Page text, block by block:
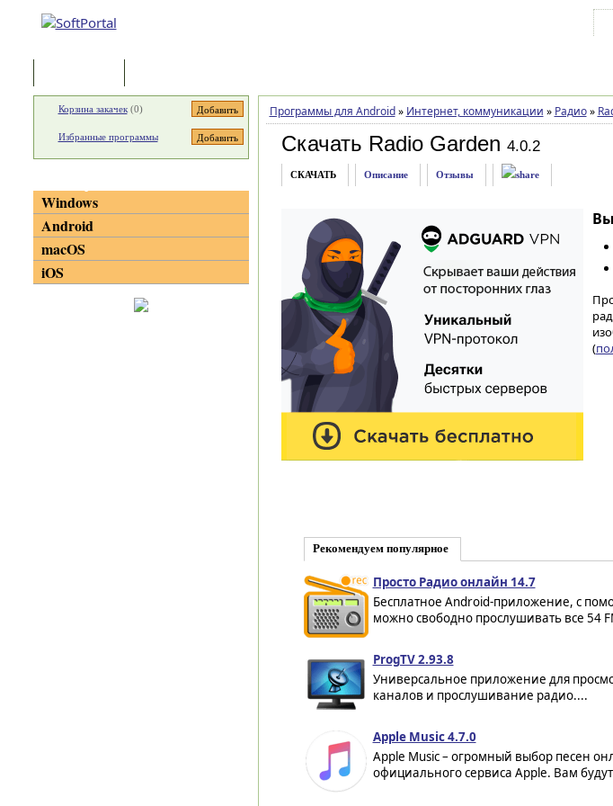
Программы для Android » Интернет, коммуникации » Радио »
Скачать Radio Garden 4.0.2
СКАЧАТЬ Описание Отзывы
(
Рекомендуем популярное
Просто Радио онлайн 14.7
Бесплатное Android-приложение, с
можно свободно прослушивать все 54
ProgTV 2.93.8
Универсальное приложение для
каналов и прослушивание радио....
Apple Music 4.7.0
Apple Music – огромный выбор песен
официального сервиса Apple. Вам
Корзина закачек(0)
Избранные программы
Windows
Android
macOS
iOS